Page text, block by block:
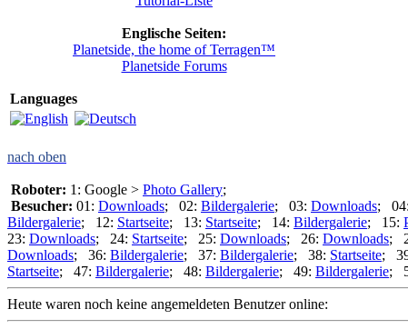
Englische Seiten:
Planetside, the home of Terragen™
Planetside Forums
Languages
nach oben
Roboter: 1: Google > Photo Gallery;
Besucher: 01: Downloads; 02: Bildergalerie; 03: Downloads; 04:
Bildergalerie; 12: Startseite; 13: Startseite; 14: Bildergalerie; 15:
23: Downloads; 24: Startseite; 25: Downloads; 26: Downloads;
Downloads; 36: Bildergalerie; 37: Bildergalerie; 38: Startseite;
Startseite; 47: Bildergalerie; 48: Bildergalerie; 49: Bildergalerie;
Heute waren noch keine angemeldeten Benutzer online: